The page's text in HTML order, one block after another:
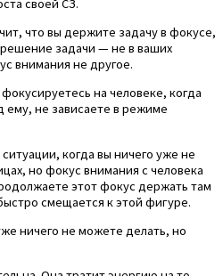
что вы держите задачу в фокусе,
задачи — не в ваших
внимания не другое.
на человеке, когда
ему, не зависаете в режиме
когда вы ничего уже не
но фокус внимания с человека
этот фокус держать там
смещается к этой фигуре.
ничего не можете делать, но